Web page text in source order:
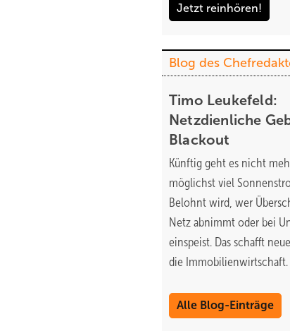
Jetzt reinhören!
Blog des
Timo Leukefeld:
Netzdienliche
Blackout
Künftig geht es nicht
möglichst viel
Belohnt wird, wer
Netz abnimmt oder bei
einspeist. Das schafft
die Immobilienwirtschaft.
Alle Blog-Einträge